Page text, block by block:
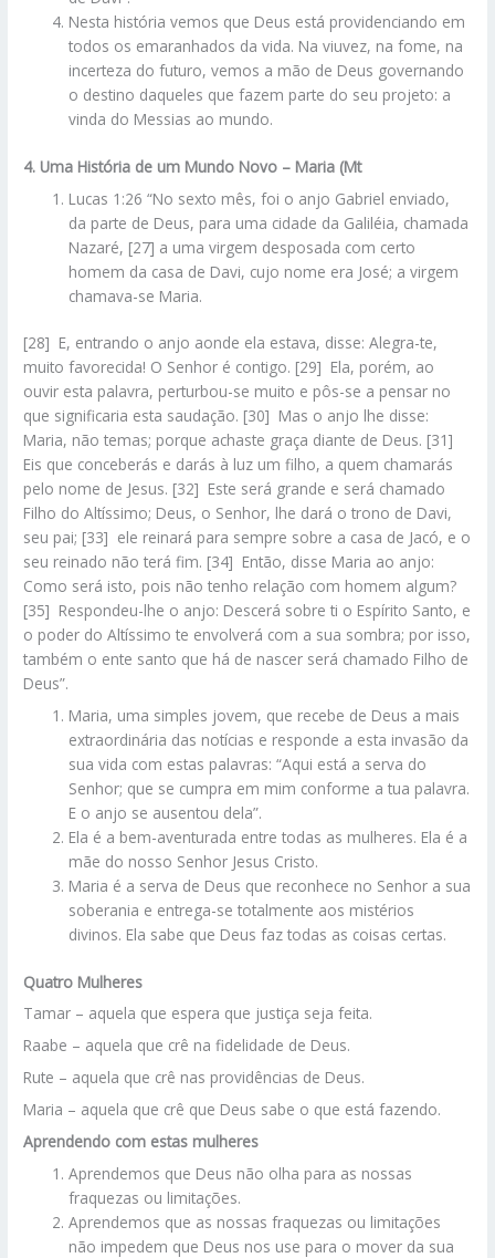
Nesta história vemos que Deus está providenciando em
todos os emaranhados da vida. Na viuvez, na fome, na
incerteza do futuro, vemos a mão de Deus governando
o destino daqueles que fazem parte do seu projeto: a
vinda do Messias ao mundo.
4. Uma História de um Mundo Novo – Maria (Mt
Lucas 1:26 “No sexto mês, foi o anjo Gabriel enviado,
da parte de Deus, para uma cidade da Galiléia, chamada
Nazaré, [27] a uma virgem desposada com certo
homem da casa de Davi, cujo nome era José; a virgem
chamava-se Maria.
[28] E, entrando o anjo aonde ela estava, disse: Alegra-te,
muito favorecida! O Senhor é contigo. [29] Ela, porém, ao
ouvir esta palavra, perturbou-se muito e pôs-se a pensar no
que significaria esta saudação. [30] Mas o anjo lhe disse:
Maria, não temas; porque achaste graça diante de Deus. [31]
Eis que conceberás e darás à luz um filho, a quem chamarás
pelo nome de Jesus. [32] Este será grande e será chamado
Filho do Altíssimo; Deus, o Senhor, lhe dará o trono de Davi,
seu pai; [33] ele reinará para sempre sobre a casa de Jacó, e o
seu reinado não terá fim. [34] Então, disse Maria ao anjo:
Como será isto, pois não tenho relação com homem algum?
[35] Respondeu-lhe o anjo: Descerá sobre ti o Espírito Santo, e
o poder do Altíssimo te envolverá com a sua sombra; por isso,
também o ente santo que há de nascer será chamado Filho de
Deus”.
Maria, uma simples jovem, que recebe de Deus a mais
extraordinária das notícias e responde a esta invasão da
sua vida com estas palavras: “Aqui está a serva do
Senhor; que se cumpra em mim conforme a tua palavra.
E o anjo se ausentou dela”.
Ela é a bem-aventurada entre todas as mulheres. Ela é a
mãe do nosso Senhor Jesus Cristo.
Maria é a serva de Deus que reconhece no Senhor a sua
soberania e entrega-se totalmente aos mistérios
divinos. Ela sabe que Deus faz todas as coisas certas.
Quatro Mulheres
Tamar – aquela que espera que justiça seja feita.
Raabe – aquela que crê na fidelidade de Deus.
Rute – aquela que crê nas providências de Deus.
Maria – aquela que crê que Deus sabe o que está fazendo.
Aprendendo com estas mulheres
Aprendemos que Deus não olha para as nossas
fraquezas ou limitações.
Aprendemos que as nossas fraquezas ou limitações
não impedem que Deus nos use para o mover da sua